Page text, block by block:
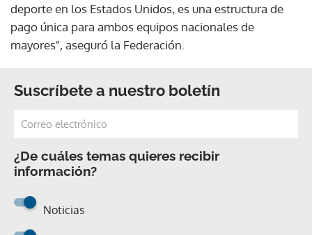
deporte en los Estados Unidos, es una estructura de
pago única para ambos equipos nacionales de
mayores", aseguró la Federación.
Suscríbete a nuestro boletín
¿De cuáles temas quieres recibir
información?
Noticias